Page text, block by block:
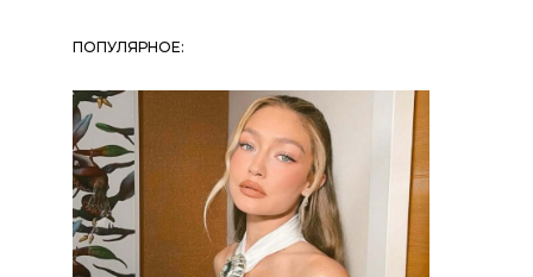
ПОПУЛЯРНОЕ: